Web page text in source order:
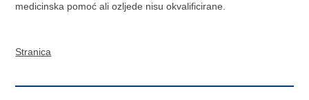
medicinska pomoć ali ozljede nisu okvalificirane.
Stranica